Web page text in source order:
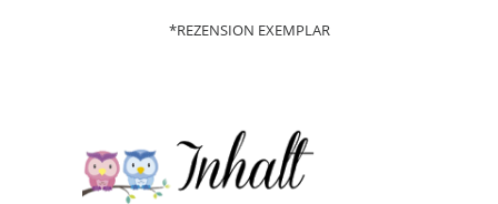
*REZENSION EXEMPLAR